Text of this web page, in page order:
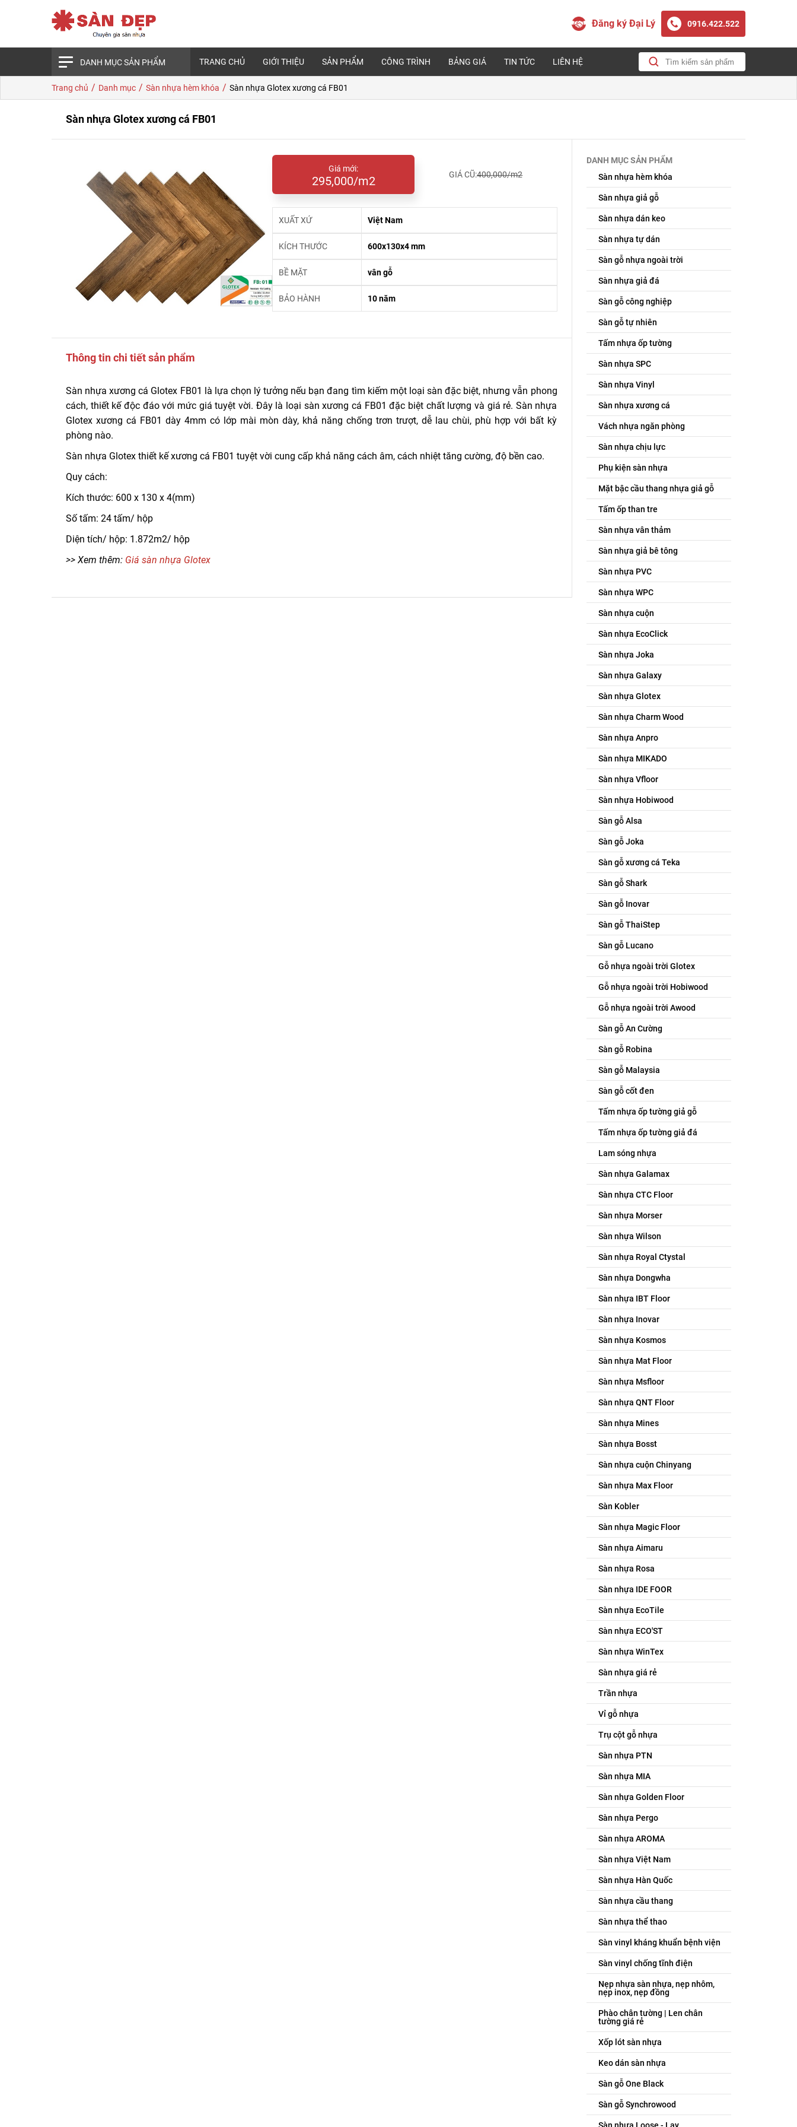
Đăng ký Đại Lý 0916.422.522
DANH MỤC SẢN PHẨM TRANG CHỦ GIỚI THIỆU SẢN PHẨM CÔNG TRÌNH BẢNG GIÁ TIN TỨC LIÊN HỆ
Trang chủ / Danh mục / Sàn nhựa hèm khóa / Sàn nhựa Glotex xương cá FB01
Sàn nhựa Glotex xương cá FB01
Giá mới:
295,000/m2 GIÁ CŨ:400,000/m2
XUẤT XỨ Việt Nam
KÍCH THƯỚC 600x130x4 mm
BỀ MẶT vân gỗ
BẢO HÀNH 10 năm
Thông tin chi tiết sản phẩm
Sàn nhựa xương cá Glotex FB01 là lựa chọn lý tưởng nếu bạn đang tìm kiếm một loại sàn đặc biệt, nhưng vẫn phong
cách, thiết kế độc đáo với mức giá tuyệt vời. Đây là loại sàn xương cá FB01 đặc biệt chất lượng và giá rẻ. Sàn nhựa
Glotex xương cá FB01 dày 4mm có lớp mài mòn dày, khả năng chống trơn trượt, dễ lau chùi, phù hợp với bất kỳ
phòng nào.
Sàn nhựa Glotex thiết kế xương cá FB01 tuyệt vời cung cấp khả năng cách âm, cách nhiệt tăng cường, độ bền cao.
Quy cách:
Kích thước: 600 x 130 x 4(mm)
Số tấm: 24 tấm/ hộp
Diện tích/ hộp: 1.872m2/ hộp
>> Xem thêm: Giá sàn nhựa Glotex
DANH MỤC SẢN PHẨM
Sàn nhựa hèm khóa
Sàn nhựa giả gỗ
Sàn nhựa dán keo
Sàn nhựa tự dán
Sàn gỗ nhựa ngoài trời
Sàn nhựa giả đá
Sàn gỗ công nghiệp
Sàn gỗ tự nhiên
Tấm nhựa ốp tường
Sàn nhựa SPC
Sàn nhựa Vinyl
Sàn nhựa xương cá
Vách nhựa ngăn phòng
Sàn nhựa chịu lực
Phụ kiện sàn nhựa
Mặt bậc cầu thang nhựa giả gỗ
Tấm ốp than tre
Sàn nhựa vân thảm
Sàn nhựa giả bê tông
Sàn nhựa PVC
Sàn nhựa WPC
Sàn nhựa cuộn
Sàn nhựa EcoClick
Sàn nhựa Joka
Sàn nhựa Galaxy
Sàn nhựa Glotex
Sàn nhựa Charm Wood
Sàn nhựa Anpro
Sàn nhựa MIKADO
Sàn nhựa Vfloor
Sàn nhựa Hobiwood
Sàn gỗ Alsa
Sàn gỗ Joka
Sàn gỗ xương cá Teka
Sàn gỗ Shark
Sàn gỗ Inovar
Sàn gỗ ThaiStep
Sàn gỗ Lucano
Gỗ nhựa ngoài trời Glotex
Gỗ nhựa ngoài trời Hobiwood
Gỗ nhựa ngoài trời Awood
Sàn gỗ An Cường
Sàn gỗ Robina
Sàn gỗ Malaysia
Sàn gỗ cốt đen
Tấm nhựa ốp tường giả gỗ
Tấm nhựa ốp tường giả đá
Lam sóng nhựa
Sàn nhựa Galamax
Sàn nhựa CTC Floor
Sàn nhựa Morser
Sàn nhựa Wilson
Sàn nhựa Royal Ctystal
Sàn nhựa Dongwha
Sàn nhựa IBT Floor
Sàn nhựa Inovar
Sàn nhựa Kosmos
Sàn nhựa Mat Floor
Sàn nhựa Msfloor
Sàn nhựa QNT Floor
Sàn nhựa Mines
Sàn nhựa Bosst
Sàn nhựa cuộn Chinyang
Sàn nhựa Max Floor
Sàn Kobler
Sàn nhựa Magic Floor
Sàn nhựa Aimaru
Sàn nhựa Rosa
Sàn nhựa IDE FOOR
Sàn nhựa EcoTile
Sàn nhựa ECO'ST
Sàn nhựa WinTex
Sàn nhựa giá rẻ
Trần nhựa
Vỉ gỗ nhựa
Trụ cột gỗ nhựa
Sàn nhựa PTN
Sàn nhựa MIA
Sàn nhựa Golden Floor
Sàn nhựa Pergo
Sàn nhựa AROMA
Sàn nhựa Việt Nam
Sàn nhựa Hàn Quốc
Sàn nhựa cầu thang
Sàn nhựa thể thao
Sàn vinyl kháng khuẩn bệnh viện
Sàn vinyl chống tĩnh điện
Nẹp nhựa sàn nhựa, nẹp nhôm,
nẹp inox, nẹp đồng
Phào chân tường | Len chân
tường giá rẻ
Xốp lót sàn nhựa
Keo dán sàn nhựa
Sàn gỗ One Black
Sàn gỗ Synchrowood